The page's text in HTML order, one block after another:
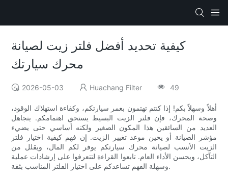
كيفية تحديد أفضل فلتر زيت لصيانة
محرك سيارتك
2026-05-03 Huachang Filter 49
أهلاً وسهلاً بكم! إذا كنتم تهتمون بعمر سيارتكم، وكفاءة استهلاك الوقود،
وصحة المحرك، فإن فلتر الزيت البسيط يستحق اهتمامكم. يتجاهل
العديد من السائقين هذا المكون الصغير ولكنه أساسي حتى يضيء
مؤشر الصيانة أو يحين موعد تغيير الزيت. إن فهم كيفية اختيار فلتر
الزيت الأنسب لصيانة محرك سيارتكم يوفر لكم المال، ويقلل من
التآكل، ويحسن الأداء العام. تابعوا القراءة لتتعرفوا على إرشادات عملية
وسهلة الفهم تساعدكم على اختيار الفلتر المناسب بثقة.